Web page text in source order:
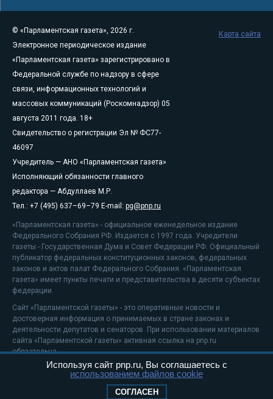
© «Парламентская газета», 2026 г.
Электронное периодическое издание
«Парламентская газета» зарегистрировано в
Федеральной службе по надзору в сфере
связи, информационных технологий и
массовых коммуникаций (Роскомнадзор) 05
августа 2011 года. 18+
Свидетельство о регистрации Эл № ФС77-
46097
Учредитель — АНО «Парламентская газета»
Исполняющий обязанности главного
редактора — Абдуллаев М.Р.
Тел.: +7 (495) 637–69–79 E-mail: pg@pnp.ru
«Парламентская газета» - официальное еженедельное издание
Федерального Собрания РФ. Издается с 1997 года. Учредители
газеты - Государственная Дума и Совет Федерации РФ. Официальный
публикатор федеральных конституционных законов, федеральных
законов и актов палат Федерального Собрания. «Парламентская
газета» имеет пункты печати и представительства в десяти субъектах
федерации.
Сайт «Парламентской газеты» - это оперативные новости и
достоверная информация о принимаемых в стране законах и
деятельности депутатов и сенаторов. При использовании материалов
сайта «Парламентской газеты» активная ссылка на pnp.ru
обязательна.
На информационном ресурсе применяютсярекомендательные
Положение о защите персональных данных
Карта сайта
Используя сайт pnp.ru, Вы соглашаетесь с
использованием файлов cookie
СОГЛАСЕН